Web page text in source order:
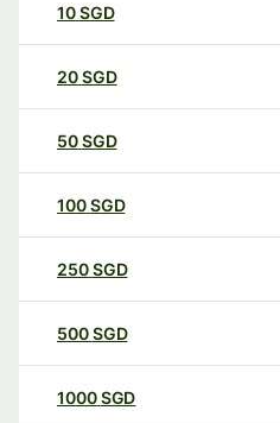
10SGD
20SGD
50SGD
100SGD
250SGD
500SGD
1000SGD